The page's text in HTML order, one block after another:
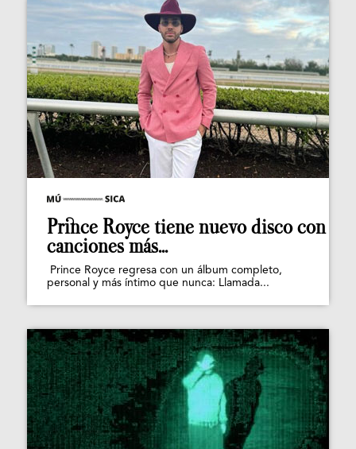
Prince Royce tiene nuevo disco con
canciones más...
Prince Royce regresa con un álbum completo,
personal y más íntimo que nunca: Llamada...